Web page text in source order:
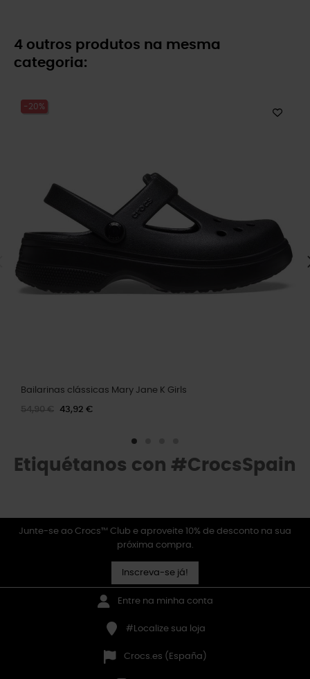
4 outros produtos na mesma
categoria:
-20%
Bailarinas clássicas Mary Jane K Girls
54,90 € 43,92 €
Etiquétanos con #CrocsSpain
Junte-se ao Crocs™ Club e aproveite 10% de desconto na sua
próxima compra.
Inscreva-se já!
Entre na minha conta
#Localize sua loja
Crocs.es (España)